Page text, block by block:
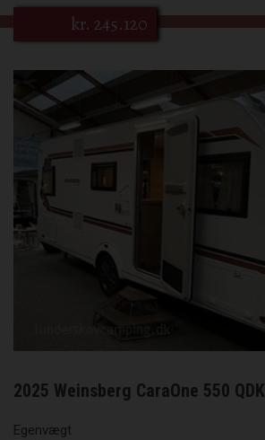
kr. 245.120
2025 Weinsberg CaraOne 550
Egenvægt